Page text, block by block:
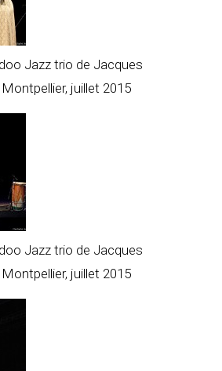
Jazz trio de Jacques
juillet 2015
Jazz trio de Jacques
juillet 2015